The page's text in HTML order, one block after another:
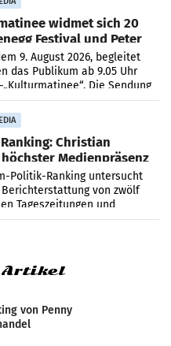
widmet sich 20
Festival und Peter
9. August 2026, begleitet
das Publikum ab 9.05 Uhr
„Kulturmatinee“. Die Sendung
„20 Jahre
Christian
Medienpräsenz
Politik-Ranking untersucht
von zwölf
Tageszeitungen und
Politikerinnen und
Artikel
von Penny